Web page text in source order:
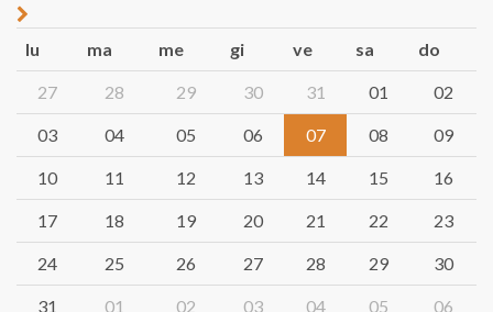
lu ma me gi ve sa do
27 28 29 30 31 01 02
03 04 05 06 07 08 09
10 11 12 13 14 15 16
17 18 19 20 21 22 23
24 25 26 27 28 29 30
31 01 02 03 04 05 06